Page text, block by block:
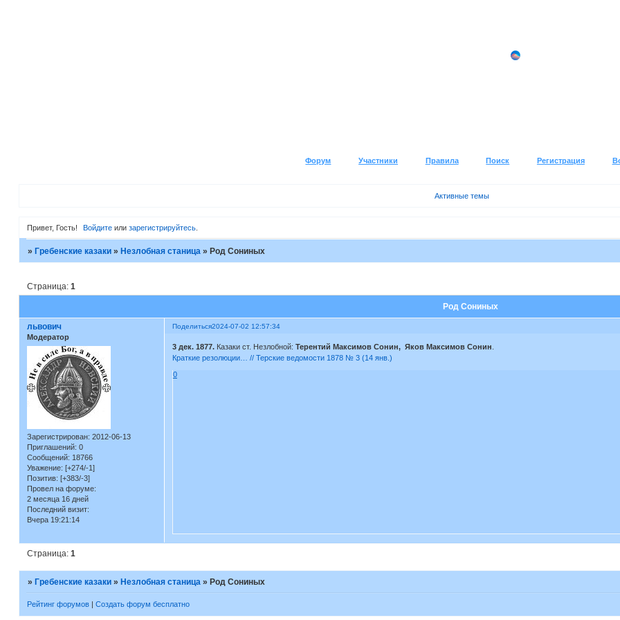
Форум Участники Правила Поиск Регистрация
Активные темы
Привет, Гость! Войдите илизарегистрируйтесь
» Гребенские казаки » Незлобная станица » Род Сониных
Род Сониных
Страница: 1
Поделиться2024-07-02 12:57:34
львович
Модератор
Зарегистрирован: 2012-06-13
Приглашений: 0
Сообщений: 18766
Уважение: [+274/-1]
Позитив: [+383/-3]
Провел на форуме:
2 месяца 16 дней
Последний визит:
Вчера 19:21:14
3 дек. 1877.Казаки ст. Незлобной: Терентий Максимов Сонин, Яков Максимов Сонин
Краткие резолюции… // Терские ведомости 1878 № 3 (14 янв.)
0
Страница: 1
» Гребенские казаки » Незлобная станица » Род Сониных
Рейтинг форумов| Создать форум бесплатно